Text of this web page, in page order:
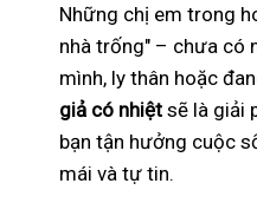
Những chị em trong
nhà trống" – chưa có
mình, ly thân hoặc
giả có nhiệt sẽ là giải
bạn tận hưởng cuộc
mái và tự tin.